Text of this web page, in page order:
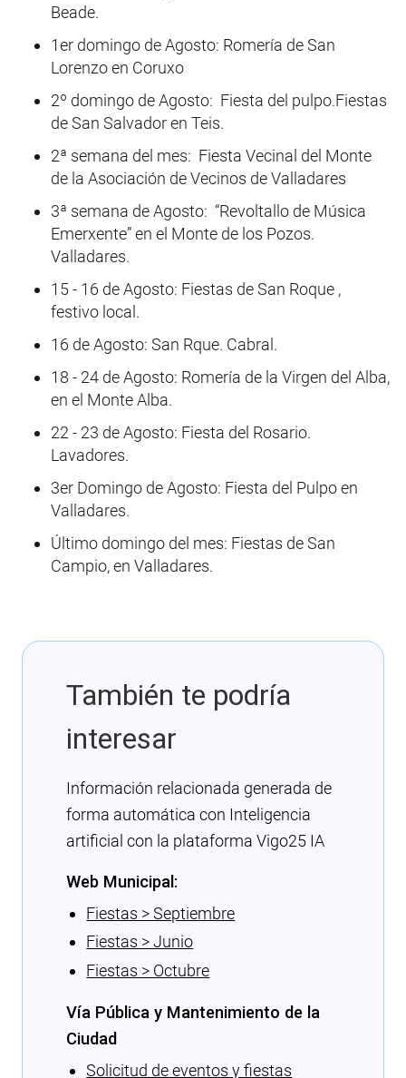
Beade.
1er domingo de Agosto: Romería de San
Lorenzo en Coruxo
2º domingo de Agosto: Fiesta del pulpo.Fiestas
de San Salvador en Teis.
2ª semana del mes: Fiesta Vecinal del Monte
de la Asociación de Vecinos de Valladares
3ª semana de Agosto: “Revoltallo de Música
Emerxente” en el Monte de los Pozos.
Valladares.
15 - 16 de Agosto: Fiestas de San Roque ,
festivo local.
16 de Agosto: San Rque. Cabral.
18 - 24 de Agosto: Romería de la Virgen del Alba,
en el Monte Alba.
22 - 23 de Agosto: Fiesta del Rosario.
Lavadores.
3er Domingo de Agosto: Fiesta del Pulpo en
Valladares.
Último domingo del mes: Fiestas de San
Campio, en Valladares.
También te podría
interesar
Información relacionada generada de
forma automática con Inteligencia
artificial con la plataforma Vigo25 IA
Web Municipal:
Fiestas > Septiembre
Fiestas > Junio
Fiestas > Octubre
Vía Pública y Mantenimiento de la
Ciudad
Solicitud de eventos y fiestas